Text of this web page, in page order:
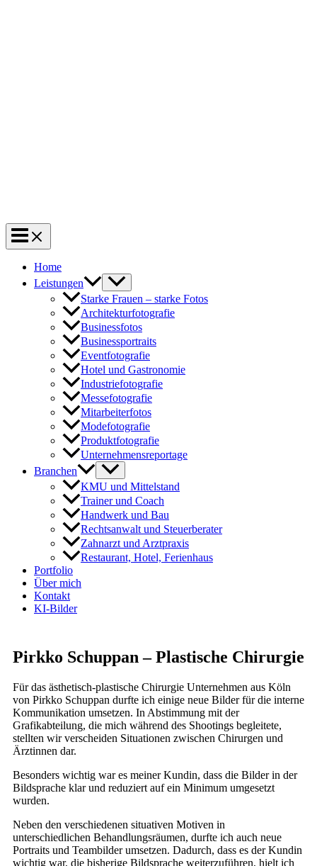
Home
Leistungen
Starke Frauen – starke Fotos
Architekturfotografie
Businessfotos
Businessportraits
Eventfotografie
Hotel und Gastronomie
Industriefotografie
Messefotografie
Mitarbeiterfotos
Modefotografie
Produktfotografie
Unternehmensreportage
Branchen
KMU und Mittelstand
Trainer und Coach
Handwerk und Bau
Rechtsanwalt und Steuerberater
Zahnarzt und Arztpraxis
Restaurant, Hotel, Ferienhaus
Portfolio
Über mich
Kontakt
KI-Bilder
Pirkko Schuppan – Plastische Chirurgie
Für das ästhetisch-plastische Chirurgie Unternehmen aus Köln
von Pirkko Schuppan durfte ich einige neue Bilder für die interne
Kommunikation umsetzen. In Abstimmung mit der
Grafikabteilung, die mich während des Shootings begleitete,
stellten wir verscheiden Situationen zwischen Chirurgen und
Ärztinnen dar.
Besonders wichtig war es meiner Kundin, dass die Bilder in der
Bildsprache klar und reduziert auf ein Minimum umgesetzt
wurden.
Neben den verschiedenen situativen Motiven in
unterschiedlichen Behandlungsräumen, durfte ich auch neue
Portraits und Teambilder umsetzen. Dadurch, dass es der Kundin
wichtig war, die bisherige Bildsprache weiterzuführen, hielt ich